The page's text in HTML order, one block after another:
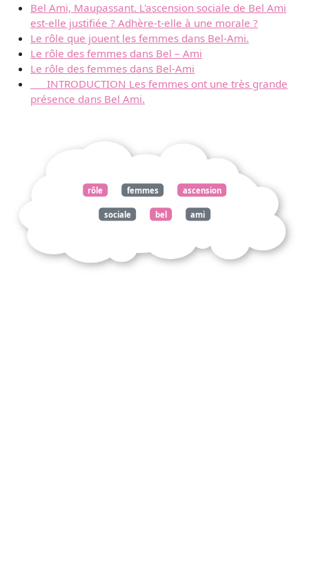
Bel Ami, Maupassant. L'ascension sociale de Bel Ami
est-elle justifiée ? Adhère-t-elle à une morale ?
Le rôle que jouent les femmes dans Bel-Ami.
Le rôle des femmes dans Bel – Ami
Le rôle des femmes dans Bel-Ami
INTRODUCTION Les femmes ont une très grande
présence dans Bel Ami.
rôle femmes ascension
sociale bel ami